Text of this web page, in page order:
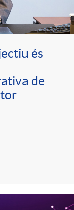
és
de